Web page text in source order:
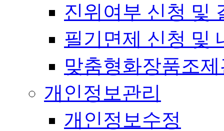
진위여부 신청 및
필기면제 신청 및
맞춤형화장품조
개인정보관리
개인정보수정